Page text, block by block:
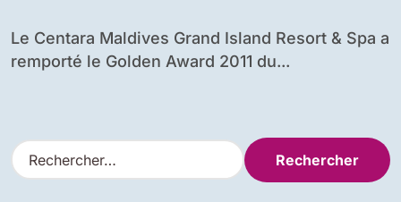
Le Centara Maldives Grand Island Resort & Spa a
remporté le Golden Award 2011 du...
R
e